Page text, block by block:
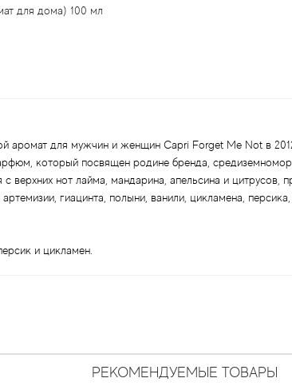
для дома) 100 мл
аромат для мужчин и женщин Capri Forget Me Not в
который посвящен родине бренда,
верхних нот лайма, мандарина, апельсина и
гиацинта, полыни, ванили, цикламена,
и цикламен.
РЕКОМЕНДУЕМЫЕ ТОВАРЫ